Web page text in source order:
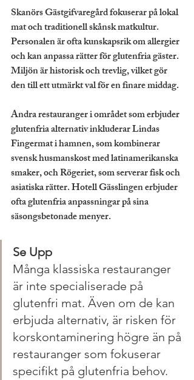
Skanörs Gästgifvaregård fokuserar på lokal
mat och traditionell skånsk matkultur.
Personalen är ofta kunskapsrik om allergier
och kan anpassa rätter för glutenfria gäster.
Miljön är historisk och trevlig, vilket gör
den till ett utmärkt val för en finare middag.
Andra restauranger i området som erbjuder
glutenfria alternativ inkluderar Lindas
Fingermat i hamnen, som kombinerar
svensk husmanskost med latinamerikanska
smaker, och Rögeriet, som serverar fisk och
asiatiska rätter. Hotell Gässlingen erbjuder
ofta glutenfria anpassningar på sina
säsongsbetonade menyer.
Se Upp
Många klassiska restauranger
är inte specialiserade på
glutenfri mat. Även om de kan
erbjuda alternativ, är risken för
korskontaminering högre än på
restauranger som fokuserar
specifikt på glutenfria behov.